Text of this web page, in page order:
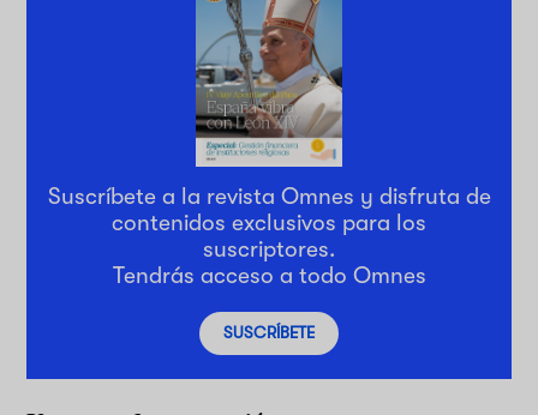
Suscríbete a la revista Omnes y disfruta de
contenidos exclusivos para los
suscriptores.
Tendrás acceso a todo Omnes
SUSCRÍBETE